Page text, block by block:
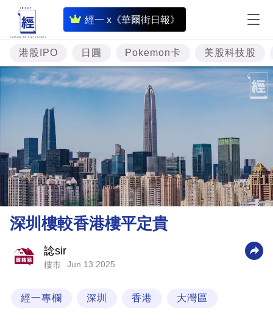
經一 x《華爾街日報》
即
時
財
經
專
樓
市
理
財
業
港股IPO 日圓 Pokemon卡 美股科技股
深圳樓較香港樓平定貴
諗sir
樓市 Jun 13 2025
經一專欄 深圳 香港 大灣區